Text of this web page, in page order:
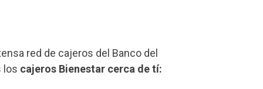
red de cajeros del Banco del
los cajeros Bienestar cerca de tí: